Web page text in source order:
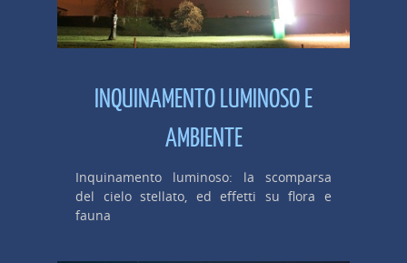
INQUINAMENTO LUMINOSO E
AMBIENTE
Inquinamento luminoso: la scomparsa
del cielo stellato, ed effetti su flora e
fauna